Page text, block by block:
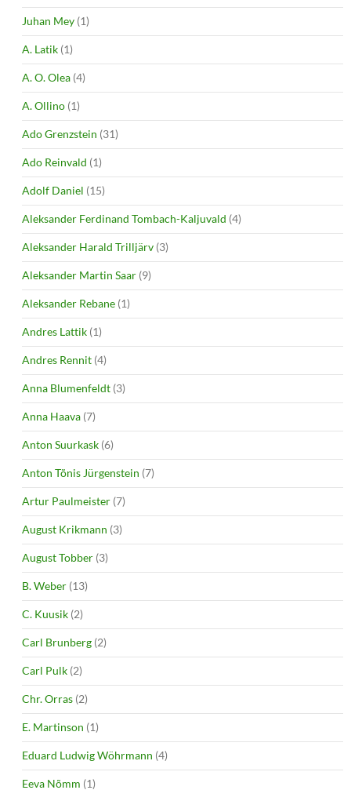
Juhan Mey (1)
A. Latik (1)
A. O. Olea (4)
A. Ollino (1)
Ado Grenzstein (31)
Ado Reinvald (1)
Adolf Daniel (15)
Aleksander Ferdinand Tombach-Kaljuvald (4)
Aleksander Harald Trilljärv (3)
Aleksander Martin Saar (9)
Aleksander Rebane (1)
Andres Lattik (1)
Andres Rennit (4)
Anna Blumenfeldt (3)
Anna Haava (7)
Anton Suurkask (6)
Anton Tõnis Jürgenstein (7)
Artur Paulmeister (7)
August Krikmann (3)
August Tobber (3)
B. Weber (13)
C. Kuusik (2)
Carl Brunberg (2)
Carl Pulk (2)
Chr. Orras (2)
E. Martinson (1)
Eduard Ludwig Wöhrmann (4)
Eeva Nõmm (1)